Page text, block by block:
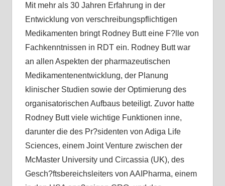
Mit mehr als 30 Jahren Erfahrung in der
Entwicklung von verschreibungspflichtigen
Medikamenten bringt Rodney Butt eine F?lle von
Fachkenntnissen in RDT ein. Rodney Butt war
an allen Aspekten der pharmazeutischen
Medikamentenentwicklung, der Planung
klinischer Studien sowie der Optimierung des
organisatorischen Aufbaus beteiligt. Zuvor hatte
Rodney Butt viele wichtige Funktionen inne,
darunter die des Pr?sidenten von Adiga Life
Sciences, einem Joint Venture zwischen der
McMaster University und Circassia (UK), des
Gesch?ftsbereichsleiters von AAIPharma, einem